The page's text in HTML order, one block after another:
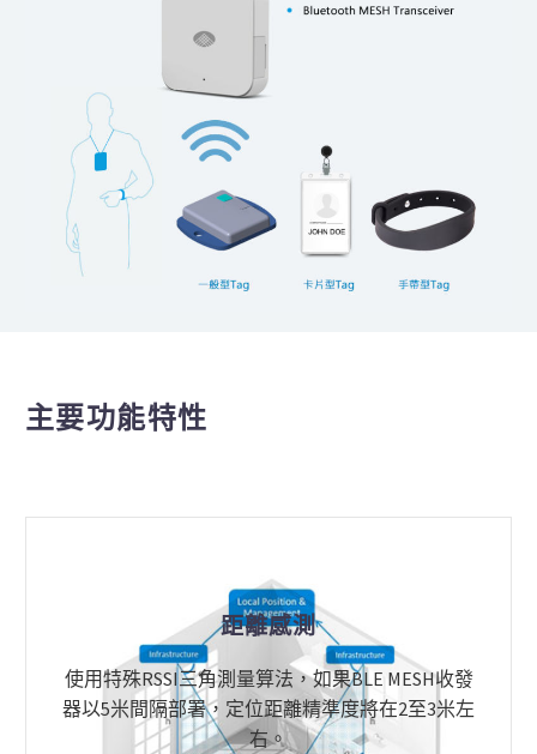
主要功能特性
距離感測
使用特殊RSSI三角測量算法，如果BLE MESH收發
器以5米間隔部署，定位距離精準度將在2至3米左
右。